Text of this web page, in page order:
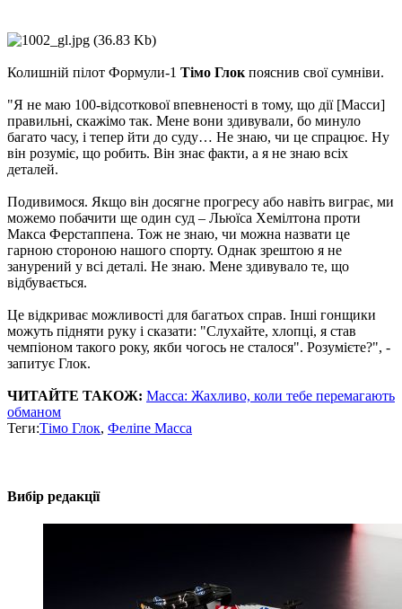
Колишній пілот Формули-1 Тімо Глокпояснив свої сумніви.
"Я не маю 100-відсоткової впевненості в тому, що дії [Масси]
правильні, скажімо так. Мене вони здивували, бо минуло
багато часу, і тепер йти до суду… Не знаю, чи це спрацює. Ну
він розуміє, що робить. Він знає факти, а я не знаю всіх
деталей.
Подивимося. Якщо він досягне прогресу або навіть виграє, ми
можемо побачити ще один суд – Льюїса Хемілтона проти
Макса Ферстаппена. Тож не знаю, чи можна назвати це
гарною стороною нашого спорту. Однак зрештою я не
занурений у всі деталі. Не знаю. Мене здивувало те, що
відбувається.
Це відкриває можливості для багатьох справ. Інші гонщики
можуть підняти руку і сказати: "Слухайте, хлопці, я став
чемпіоном такого року, якби чогось не сталося". Розумієте?", -
запитує Глок.
ЧИТАЙТЕ ТАКОЖ: Масса: Жахливо, коли тебе перемагають
обманом
Теги:Тімо Глок, Феліпе Масса
Вибір редакції